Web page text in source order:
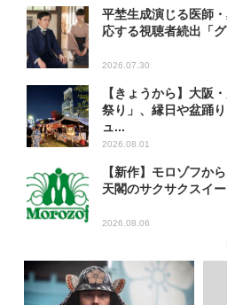
平埜生成演じる医師
応する視聴者続出「グ
2026.07.30
【きょうから】大阪
祭り」、縁日や盆踊
ュ...
2026.08.01
【新作】モロゾフか
天閣のサクサクスイ
2026.08.06